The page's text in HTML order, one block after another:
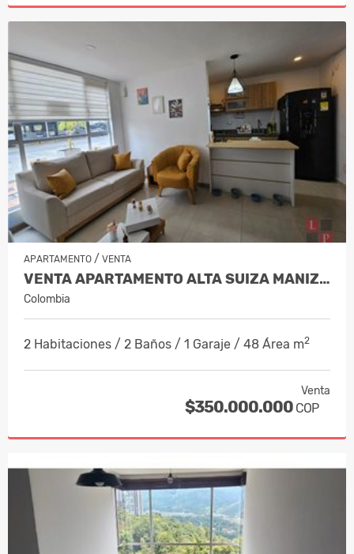
APARTAMENTO / VENTA
VENTA APARTAMENTO ALTA SUIZA MANIZAL…
Colombia
2 Habitaciones / 2 Baños / 1 Garaje / 48 Área m2
Venta
$350.000.000 COP